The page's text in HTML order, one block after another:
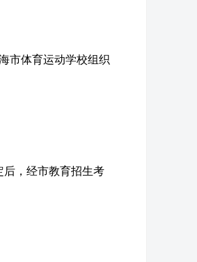
市体育运动学校组织
后，经市教育招生考